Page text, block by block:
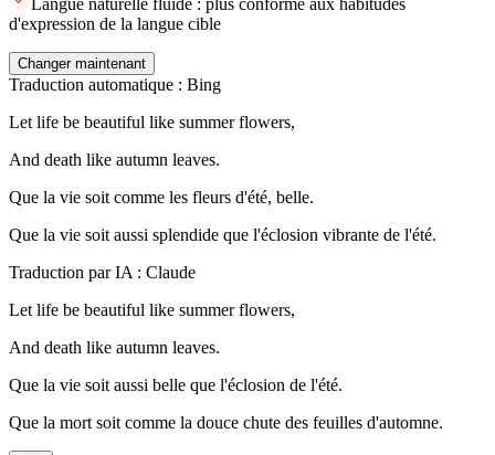
Langue naturelle fluide : plus conforme aux habitudes
d'expression de la langue cible
Changer maintenant
Traduction automatique : Bing
Let life be beautiful like summer flowers,
And death like autumn leaves.
Que la vie soit comme les fleurs d'été, belle.
Que la vie soit aussi splendide que l'éclosion vibrante de l'été.
Traduction par IA : Claude
Let life be beautiful like summer flowers,
And death like autumn leaves.
Que la vie soit aussi belle que l'éclosion de l'été.
Que la mort soit comme la douce chute des feuilles d'automne.